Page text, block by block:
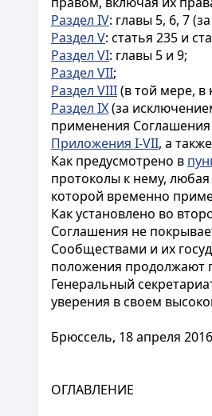
Раздел IV: главы 5, 6, 7
Раздел V: статья 235 и
Раздел VI: главы 5 и 9;
Раздел VII;
Раздел VIII(в той мере,
Раздел IX(за
применения Соглашения
Приложения I-VII, а
Как предусмотрено в
протоколы к нему, любая
которой временно
Как установлено во
Соглашения не
Сообществами и их
положения продолжают
Генеральный
уверения в своем
Брюссель, 18 апреля
ОГЛАВЛЕНИЕ